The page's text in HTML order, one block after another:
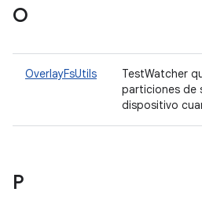
O
OverlayFsUtils
TestWatcher
particiones de
dispositivo
P